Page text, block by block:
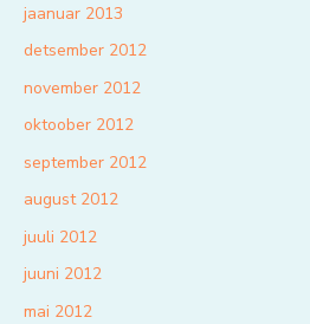
jaanuar 2013
detsember 2012
november 2012
oktoober 2012
september 2012
august 2012
juuli 2012
juuni 2012
mai 2012